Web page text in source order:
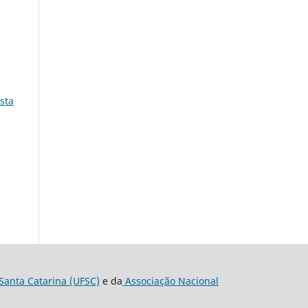
Catarina (UFSC) e da Associação Nacional